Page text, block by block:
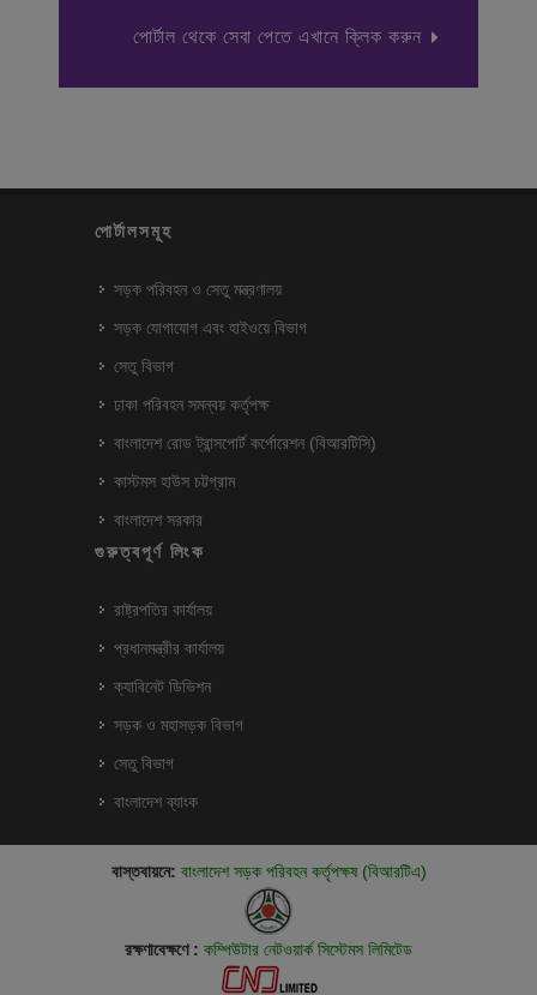
পোর্টাল থেকে সেবা পেতে এখানে ক্লিক করুন
পোর্টালসমূহ
সড়ক পরিবহন ও সেতু মন্ত্রণালয়
সড়ক যোগাযোগ এবং হাইওয়ে বিভাগ
সেতু বিভাগ
ঢাকা পরিবহন সমন্বয় কর্তৃপক্ষ
বাংলাদেশ রোড ট্রান্সপোর্ট কর্পোরেশন (বিআরটিসি)
কাস্টমস হাউস চট্টগ্রাম
বাংলাদেশ সরকার
গুরুত্বপূর্ণ লিংক
রাষ্ট্রপতির কার্যালয়
প্রধানমন্ত্রীর কার্যালয়
ক্যাবিনেট ডিভিশন
সড়ক ও মহাসড়ক বিভাগ
সেতু বিভাগ
বাংলাদেশ ব্যাংক
বাস্তবায়নে: বাংলাদেশ সড়ক পরিবহন কর্তৃপক্ষ (বিআরটিএ)
রক্ষণাবেক্ষণে : কম্পিউটার নেটওয়ার্ক সিস্টেমস লিমিটেড